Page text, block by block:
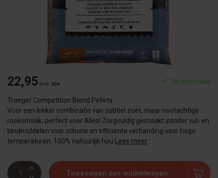
22,95 Incl. btw Op voorraad
Traeger Competition Blend Pellets
Voor een lekker combinatie van subtiel zoet, maar nootachtige
rooksmaak, perfect voor Alles! Zorgvuldig gemaakt zonder vul- en
bindmiddelen voor schone en efficiënte verbanding voor hoge
temperaturen. 100% natuurlijk hou
Lees meer
Toevoegen aan winkelwagen